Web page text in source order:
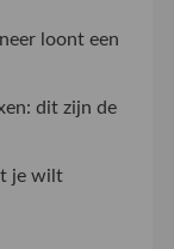
loont een
dit zijn de
je wilt